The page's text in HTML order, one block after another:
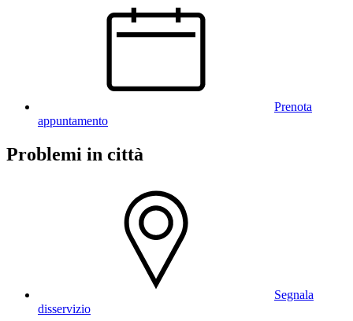
Prenota
appuntamento
Problemi in città
Segnala
disservizio